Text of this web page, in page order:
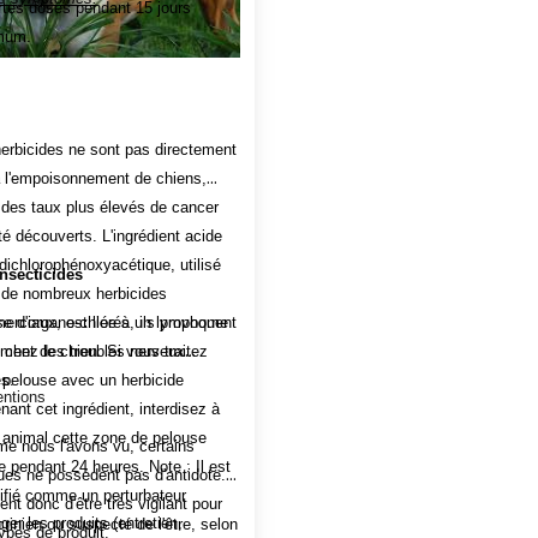
doses pendant 15 jours
ne sont pas directement
l'empoisonnement de chiens,
taux plus élevés de cancer
découverts. L'ingrédient acide
utilisé
nombreux herbicides
est liée à un lymphome
chez le chien. Si vous traitez
avec un herbicide
cet ingrédient, interdisez à
cette zone de pelouse
pendant 24 heures. Note : Il est
comme un perturbateur
ou suspecté de l'être, selon
d'organo-chlorés, ils provoquent
des troubles nerveux
nous l'avons vu, certains
ne possèdent pas d'antidote. Il
donc d'être très vigilant pour
de produit.
les produits (entretien,